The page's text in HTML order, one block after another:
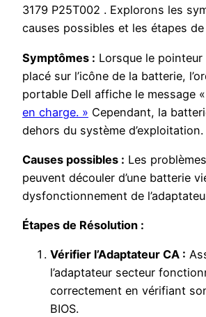
3179 P25T002 . Explorons les
causes possibles et les étapes
Symptômes : Lorsque le
placé sur l’icône de la batterie,
portable Dell affiche le message «
en charge. » Cependant, la
dehors du système d’exploitation.
Causes possibles : Les
peuvent découler d’une batterie
dysfonctionnement de
Étapes de Résolution :
Vérifier l’Adaptateur CA :
l’adaptateur secteur
correctement en vérifiant
BIOS.